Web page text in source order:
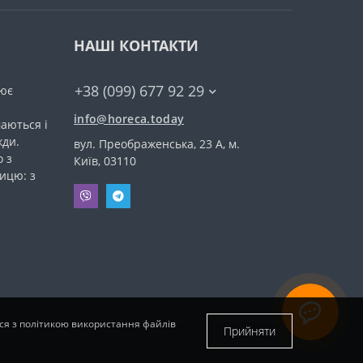
і
з
з
НАШІ КОНТАКТИ
+38 (099) 677 92 29
info@horeca.today
вул. Преображенська, 23 А, м.
Київ, 03110
з політикою використання файлів
Прийняти